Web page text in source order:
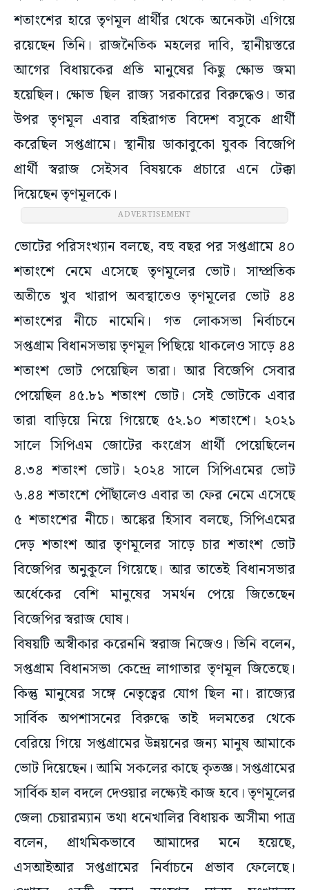
শতাংশের হারে তৃণমূল প্রার্থীর থেকে অনেকটা এগিয়ে
রয়েছেন তিনি। রাজনৈতিক মহলের দাবি, স্থানীয়স্তরে
আগের বিধায়কের প্রতি মানুষের কিছু ক্ষোভ জমা
হয়েছিল। ক্ষোভ ছিল রাজ্য সরকারের বিরুদ্ধেও। তার
উপর তৃণমূল এবার বহিরাগত বিদেশ বসুকে প্রার্থী
করেছিল সপ্তগ্রামে। স্থানীয় ডাকাবুকো যুবক বিজেপি
প্রার্থী স্বরাজ সেইসব বিষয়কে প্রচারে এনে টেক্কা
দিয়েছেন তৃণমূলকে।
ADVERTISEMENT
ভোটের পরিসংখ্যান বলছে, বহু বছর পর সপ্তগ্রামে ৪০
শতাংশে নেমে এসেছে তৃণমূলের ভোট। সাম্প্রতিক
অতীতে খুব খারাপ অবস্থাতেও তৃণমূলের ভোট ৪৪
শতাংশের নীচে নামেনি। গত লোকসভা নির্বাচনে
সপ্তগ্রাম বিধানসভায় তৃণমূল পিছিয়ে থাকলেও সাড়ে ৪৪
শতাংশ ভোট পেয়েছিল তারা। আর বিজেপি সেবার
পেয়েছিল ৪৫.৮১ শতাংশ ভোট। সেই ভোটকে এবার
তারা বাড়িয়ে নিয়ে গিয়েছে ৫২.১০ শতাংশে। ২০২১
সালে সিপিএম জোটের কংগ্রেস প্রার্থী পেয়েছিলেন
৪.৩৪ শতাংশ ভোট। ২০২৪ সালে সিপিএমের ভোট
৬.৪৪ শতাংশে পৌঁছালেও এবার তা ফের নেমে এসেছে
৫ শতাংশের নীচে। অঙ্কের হিসাব বলছে, সিপিএমের
দেড় শতাংশ আর তৃণমূলের সাড়ে চার শতাংশ ভোট
বিজেপির অনুকূলে গিয়েছে। আর তাতেই বিধানসভার
অর্ধেকের বেশি মানুষের সমর্থন পেয়ে জিতেছেন
বিজেপির স্বরাজ ঘোষ।
বিষয়টি অস্বীকার করেননি স্বরাজ নিজেও। তিনি বলেন,
সপ্তগ্রাম বিধানসভা কেন্দ্রে লাগাতার তৃণমূল জিতেছে।
কিন্তু মানুষের সঙ্গে নেতৃত্বের যোগ ছিল না। রাজ্যের
সার্বিক অপশাসনের বিরুদ্ধে তাই দলমতের থেকে
বেরিয়ে গিয়ে সপ্তগ্রামের উন্নয়নের জন্য মানুষ আমাকে
ভোট দিয়েছেন। আমি সকলের কাছে কৃতজ্ঞ। সপ্তগ্রামের
সার্বিক হাল বদলে দেওয়ার লক্ষ্যেই কাজ হবে। তৃণমূলের
জেলা চেয়ারম্যান তথা ধনেখালির বিধায়ক অসীমা পাত্র
বলেন, প্রাথমিকভাবে আমাদের মনে হয়েছে,
এসআইআর সপ্তগ্রামের নির্বাচনে প্রভাব ফেলেছে।